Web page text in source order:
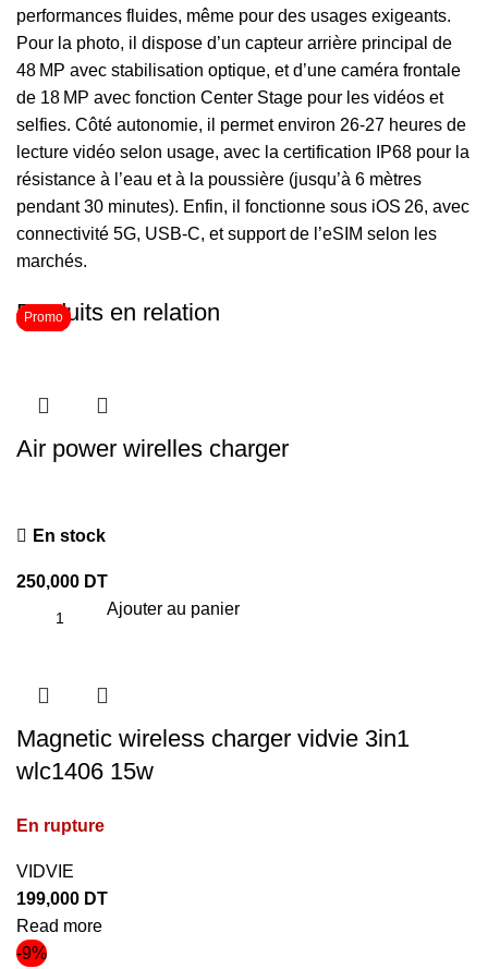
performances fluides, même pour des usages exigeants.
Pour la photo, il dispose d’un capteur arrière principal de
48 MP avec stabilisation optique, et d’une caméra frontale
de 18 MP avec fonction Center Stage pour les vidéos et
selfies. Côté autonomie, il permet environ 26‑27 heures de
lecture vidéo selon usage, avec la certification IP68 pour la
résistance à l’eau et à la poussière (jusqu’à 6 mètres
pendant 30 minutes). Enfin, il fonctionne sous iOS 26, avec
connectivité 5G, USB‑C, et support de l’eSIM selon les
marchés.
Produits en relation
Air power wirelles charger
En stock
250,000 DT
Ajouter au panier
Magnetic wireless charger vidvie 3in1
wlc1406 15w
En rupture
VIDVIE
199,000 DT
Read more
-9%
Promo
Promo
Promo